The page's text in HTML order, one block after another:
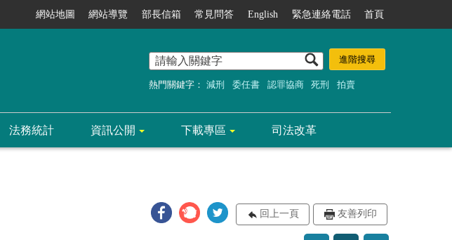
網站地圖 網站導覽 部長信箱 常見問答 English 緊急連絡電話 首頁
熱門關鍵字： 減刑 委任書 認罪協商 死刑 拍賣
法務統計 資訊公開 下載專區 司法改革
回上一頁 友善列印